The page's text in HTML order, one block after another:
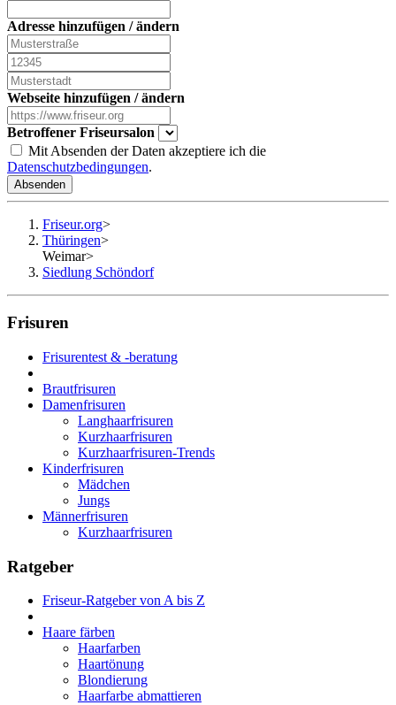
Adresse hinzufügen / ändern
Webseite hinzufügen / ändern
Betroffener Friseursalon
Mit Absenden der Daten akzeptiere ich die
Datenschutzbedingungen.
Absenden
Friseur.org>
Thüringen>
Weimar>
Siedlung Schöndorf
Frisuren
Frisurentest & -beratung
Brautfrisuren
Damenfrisuren
Langhaarfrisuren
Kurzhaarfrisuren
Kurzhaarfrisuren-Trends
Kinderfrisuren
Mädchen
Jungs
Männerfrisuren
Kurzhaarfrisuren
Ratgeber
Friseur-Ratgeber von A bis Z
Haare färben
Haarfarben
Haartönung
Blondierung
Haarfarbe abmattieren